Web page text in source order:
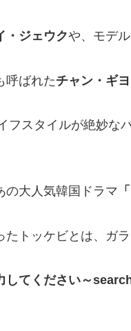
・ジェウクや、モデ
呼ばれたチャン・ギ
フスタイルが絶妙な
の大人気韓国ドラマ
たトッケビとは、ガ
してください～